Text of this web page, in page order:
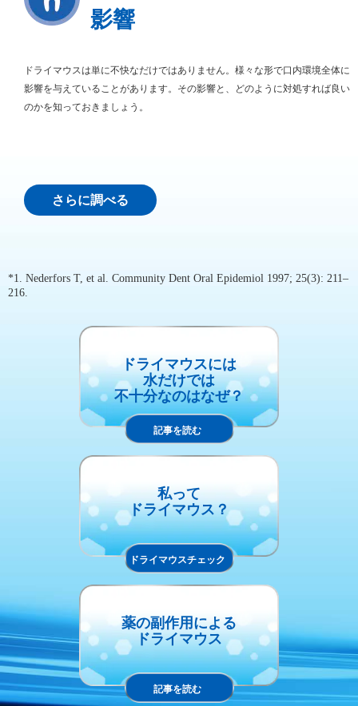
影響
ドライマウスは単に不快なだけではありません。様々な形で口内環境全体に
影響を与えていることがあります。その影響と、どのように対処すれば良い
のかを知っておきましょう。
さらに調べる
*1. Nederfors T, et al. Community Dent Oral Epidemiol 1997; 25(3): 211–
216.
ドライマウスには
水だけでは
不十分なのはなぜ？
記事を読む
私って
ドライマウス？
ドライマウスチェック
薬の副作用による
ドライマウス
記事を読む